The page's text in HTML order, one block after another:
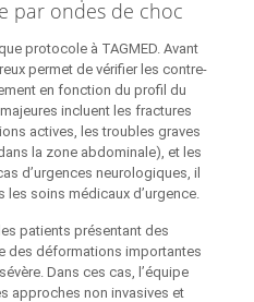
par ondes de choc
protocole à TAGMED. Avant
permet de vérifier les contre-
en fonction du profil du
incluent les fractures
actives, les troubles graves
la zone abdominale), et les
d’urgences neurologiques, il
soins médicaux d’urgence.
patients présentant des
des déformations importantes
Dans ces cas, l’équipe
approches non invasives et